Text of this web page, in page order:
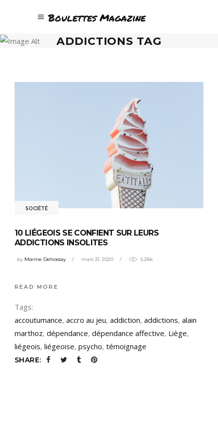
Boulettes Magazine
ADDICTIONS TAG
SOCIÉTÉ
10 LIÉGEOIS SE CONFIENT SUR LEURS
ADDICTIONS INSOLITES
by Marine Dehossay mars 31, 2020 5.28k
READ MORE
Tags:
accoutumance, accro au jeu, addiction, addictions, alain
marthoz, dépendance, dépendance affective, Liège,
liégeois, liégeoise, psycho, témoignage
SHARE: